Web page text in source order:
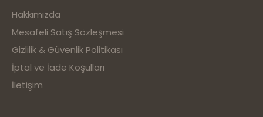
Hakkımızda
Mesafeli Satış Sözleşmesi
Gizlilik & Güvenlik Politikası
İptal ve İade Koşulları
İletişim